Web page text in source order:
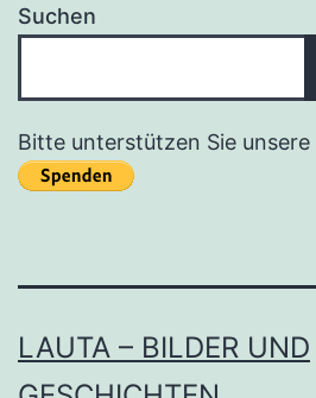
Suchen
Bitte unterstützen Sie unsere
LAUTA – BILDER UND